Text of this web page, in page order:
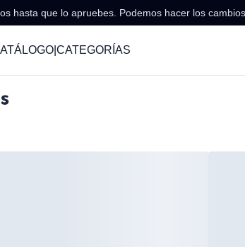
hasta que lo apruebes. Podemos hacer los
| CATEGORÍAS